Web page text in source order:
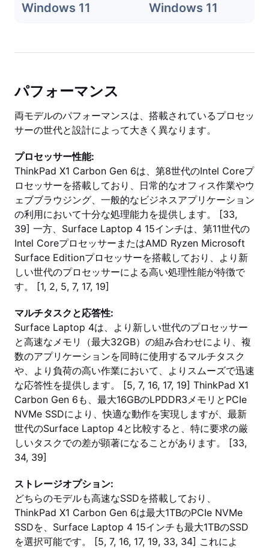
Windows 11 Windows 11
パフォーマンス
両モデルのパフォーマンスは、搭載されているプロセッ
サーの世代と設計によって大きく異なります。
プロセッサー性能:
ThinkPad X1 Carbon Gen 6は、第8世代のIntel Coreプ
ロセッサーを搭載しており、日常的なオフィス作業やウ
ェブブラウジング、一般的なビジネスアプリケーション
の利用において十分な処理能力を提供します。 [33,
39] 一方、Surface Laptop 4 15インチは、第11世代の
Intel CoreプロセッサーまたはAMD Ryzen Microsoft
Surface Editionプロセッサーを搭載しており、より新
しい世代のプロセッサーによる高い処理性能が特徴で
す。 [1, 2, 5, 7, 17, 19]
マルチタスクと応答性:
Surface Laptop 4は、より新しい世代のプロセッサー
と高速なメモリ（最大32GB）の組み合わせにより、複
数のアプリケーションを同時に使用するマルチタスク
や、より負荷の高い作業において、よりスムーズで迅速
な応答性を提供します。 [5, 7, 16, 17, 19] ThinkPad X1
Carbon Gen 6も、最大16GBのLPDDR3メモリとPCIe
NVMe SSDにより、快適な動作を実現しますが、最新
世代のSurface Laptop 4と比較すると、特に要求の厳
しいタスクでの差が顕著になることがあります。 [33,
34, 39]
ストレージオプション:
どちらのモデルも高速なSSDを搭載しており、
ThinkPad X1 Carbon Gen 6は最大1TBのPCIe NVMe
SSDを、Surface Laptop 4 15インチも最大1TBのSSD
を選択可能です。 [5, 7, 16, 17, 19, 33, 34] これによ